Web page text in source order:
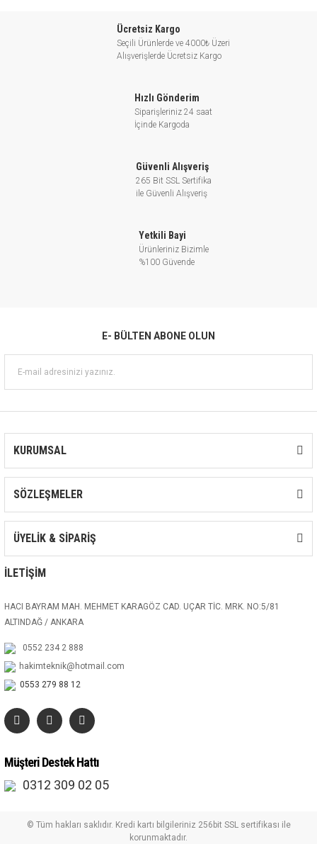
Ücretsiz Kargo
Seçili Ürünlerde ve 4000₺ Üzeri
Alışverişlerde Ücretsiz Kargo
Hızlı Gönderim
Siparişleriniz 24 saat
İçinde Kargoda
Güvenli Alışveriş
265 Bit SSL Sertifika
ile Güvenli Alışveriş
Yetkili Bayi
Ürünleriniz Bizimle
%100 Güvende
E- BÜLTEN ABONE OLUN
KURUMSAL
SÖZLEŞMELER
ÜYELİK & SİPARİŞ
İLETİŞİM
HACI BAYRAM MAH. MEHMET KARAGÖZ CAD. UÇAR TİC. MRK. NO:5/81
ALTINDAĞ / ANKARA
0552 234 2 888
hakimteknik@hotmail.com
0553 279 88 12
Müşteri Destek Hattı
0312 309 02 05
© Tüm hakları saklıdır. Kredi kartı bilgileriniz 256bit SSL sertifikası ile
korunmaktadır.